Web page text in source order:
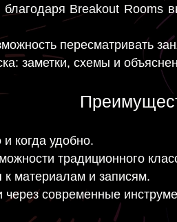
благодаря Breakout Rooms
пересматривать
заметки, схемы и
и когда удобно.
традиционного
к материалам и записям.
через современные